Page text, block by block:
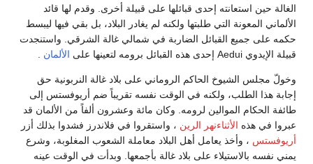
الغالة حين استعانته إحدى قبائلها على قبيلة أخرى. وقدم لها قائد
الألماني المعونة التي طلبتها ولكنه لم يغادر البلاد، بل بقي فيها ليبسط
حكمه على جميع القبائل الضاربة في شمالي غالة الشرقي. واستنجدت
قبيلة الإيدوي Aedui إحدى هذه القبائل برومه لتعينها على
الألمان .
وخولّ مجلس الشيوخ الحاكم الروماني على بلاد غالة النربونية حق
إجابة هذا الطلب، ولكنه في الوقت نفسه تقريباً ضم أريوفستس إلى
طائفة الحكام الموالين لرومه. وكان مائة وعشرون ألفاً من الألمان قد
عبروا في هذه الأثناءنهر الرين ، واستقروا في فلاندرز فشدوا بذلك أزر
أريوفستس ، وأخذ يعامل أهل البلاد معاملة الشعوب المغلوبة، وشرع
يمني نفسه بالاستيلاء على بلاد غالة بأجمعها. وبدأت في الوقت عينه